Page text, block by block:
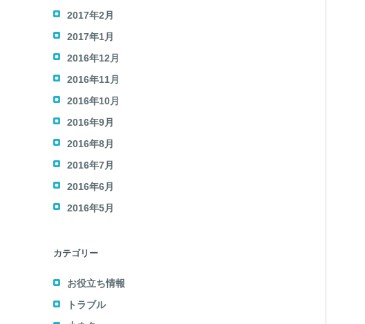
2017年2月
2017年1月
2016年12月
2016年11月
2016年10月
2016年9月
2016年8月
2016年7月
2016年6月
2016年5月
カテゴリー
お役立ち情報
トラブル